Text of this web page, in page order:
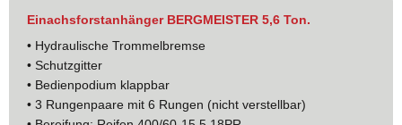
Einachsforstanhänger BERGMEISTER 5,6 Ton.
• Hydraulische Trommelbremse
• Schutzgitter
• Bedienpodium klappbar
• 3 Rungenpaare mit 6 Rungen (nicht verstellbar)